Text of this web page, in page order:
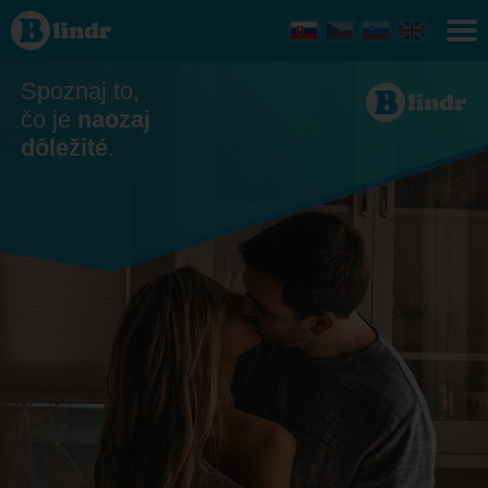
Zoznamka
- On
hľadá ju
Spoznaj to,
čo je naozaj
dôležité.